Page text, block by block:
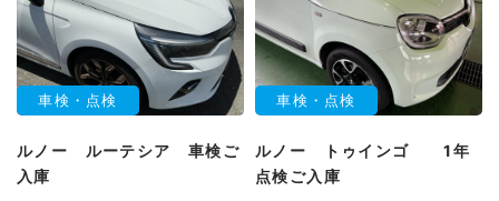
車検・点検
ルノー ルーテシア 車検ご
入庫
車検・点検
ルノー トゥインゴ 1年
点検ご入庫